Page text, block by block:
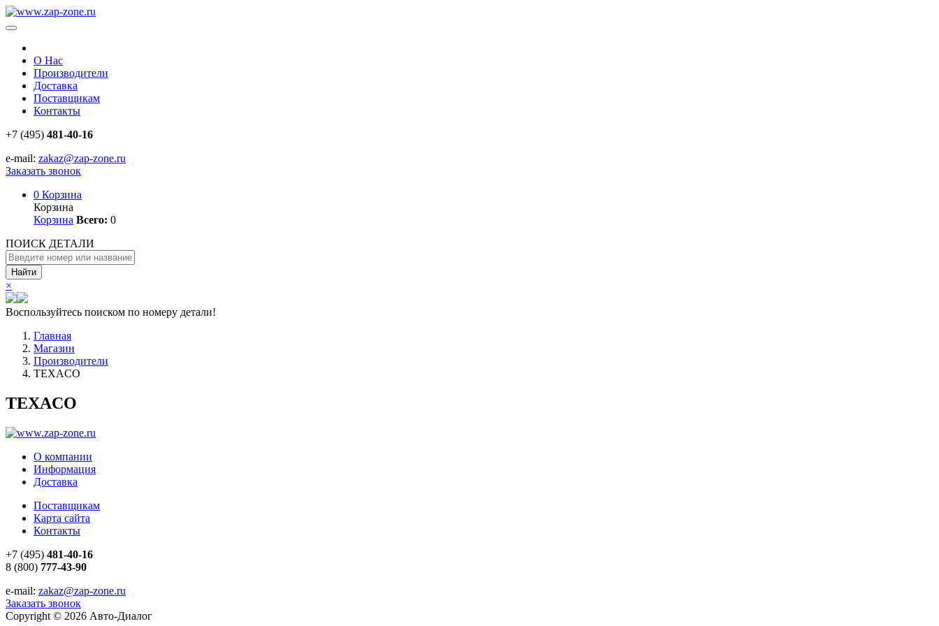
О Нас
Производители
Доставка
Поставщикам
Контакты
+7 (495) 481-40-16
e-mail: zakaz@zap-zone.ru
Заказать звонок
0 Корзина
Корзина
Корзина Всего: 0
ПОИСК ДЕТАЛИ
Найти
×
Воспользуйтесь поиском по номеру детали!
Главная
Магазин
Производители
TEXACO
TEXACO
О компании
Информация
Доставка
Поставщикам
Карта сайта
Контакты
+7 (495) 481-40-16
8 (800) 777-43-90
e-mail: zakaz@zap-zone.ru
Заказать звонок
Copyright © 2026 Авто-Диалог